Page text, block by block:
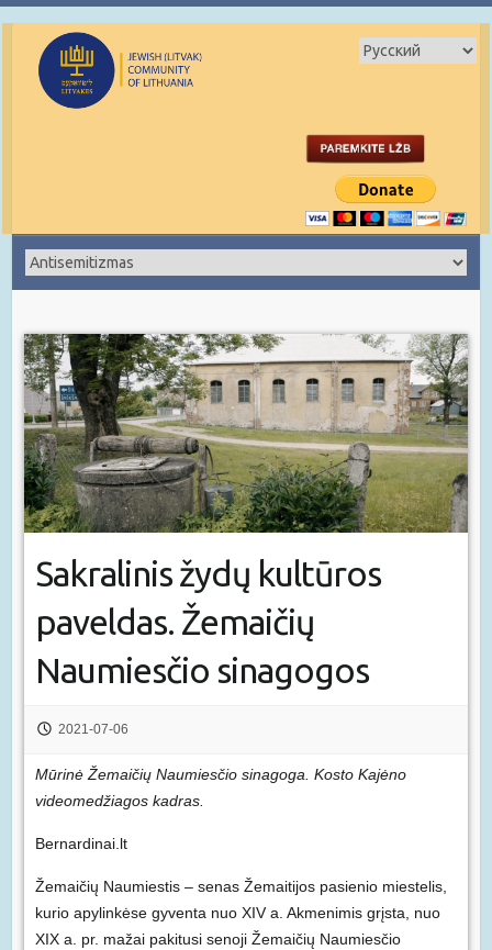
Sakralinis žydų kultūros
paveldas. Žemaičių
Naumiesčio sinagogos
2021-07-06
Mūrinė Žemaičių Naumiesčio sinagoga. Kosto Kajėno
videomedžiagos kadras.
Bernardinai.lt
Žemaičių Naumiestis – senas Žemaitijos pasienio miestelis,
kurio apylinkėse gyventa nuo XIV a. Akmenimis grįsta, nuo
XIX a. pr. mažai pakitusi senoji Žemaičių Naumiesčio